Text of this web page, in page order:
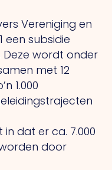
Vereniging en
een subsidie
wordt onder
met 12
1.000
dat er ca. 7.000
door